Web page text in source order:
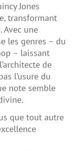
Jones
transformant
Avec une
les genres – du
– laissant
de
l’usure du
note semble
que tout autre